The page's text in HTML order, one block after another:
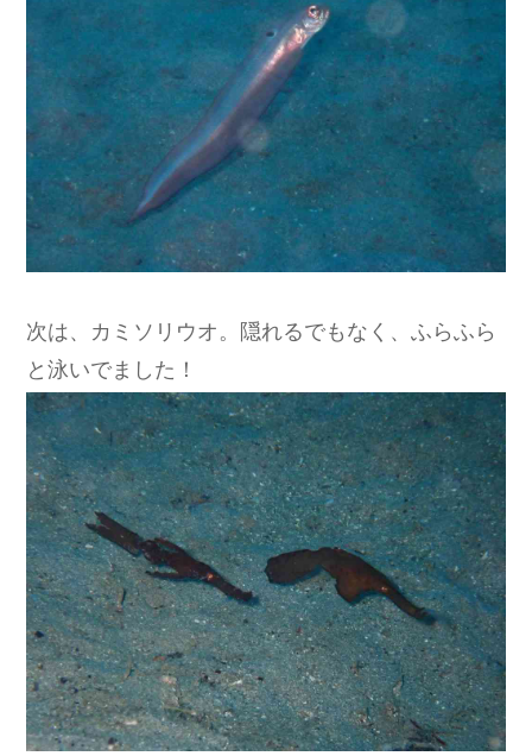
次は、カミソリウオ。隠れるでもなく、ふらふら
と泳いでました！